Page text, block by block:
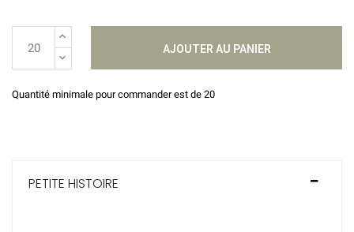
AJOUTER AU PANIER
Quantité minimale pour commander est de 20
PETITE HISTOIRE